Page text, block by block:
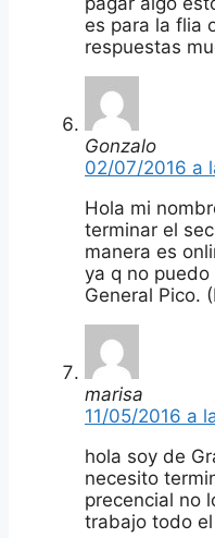
es para la flia
respuestas
Gonzalo
02/07/2016 a
Hola mi
terminar el
manera es
ya q no
General Pico.
marisa
11/05/2016 a
hola soy de
necesito
precencial no
trabajo todo